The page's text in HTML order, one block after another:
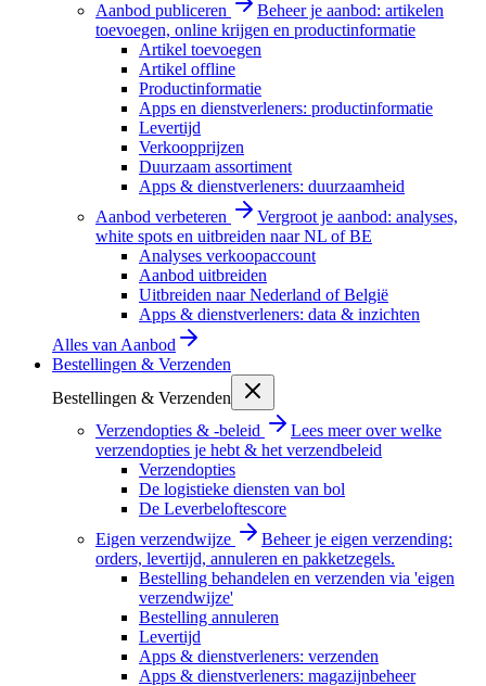
Aanbod publiceren
Beheer je aanbod: artikelen
toevoegen, online krijgen en productinformatie
Artikel toevoegen
Artikel offline
Productinformatie
Apps en dienstverleners: productinformatie
Levertijd
Verkoopprijzen
Duurzaam assortiment
Apps & dienstverleners: duurzaamheid
Aanbod verbeteren
Vergroot je aanbod: analyses,
white spots en uitbreiden naar NL of BE
Analyses verkoopaccount
Aanbod uitbreiden
Uitbreiden naar Nederland of België
Apps & dienstverleners: data & inzichten
Alles van Aanbod
Bestellingen & Verzenden
Bestellingen & Verzenden
Verzendopties & -beleid
Lees meer over welke
verzendopties je hebt & het verzendbeleid
Verzendopties
De logistieke diensten van bol
De Leverbeloftescore
Eigen verzendwijze
Beheer je eigen verzending:
orders, levertijd, annuleren en pakketzegels.
Bestelling behandelen en verzenden via 'eigen
verzendwijze'
Bestelling annuleren
Levertijd
Apps & dienstverleners: verzenden
Apps & dienstverleners: magazijnbeheer